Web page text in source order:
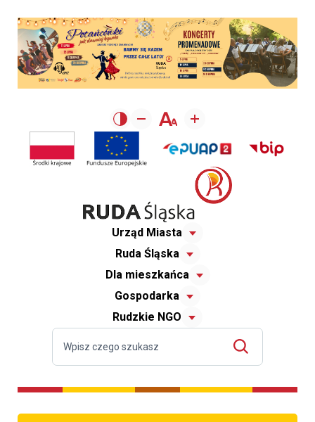
Urząd Miasta
Ruda Śląska
Dla mieszkańca
Gospodarka
Rudzkie NGO